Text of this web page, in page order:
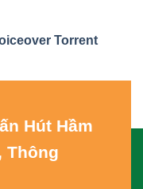
Torrent
Hút Hầm
Thông